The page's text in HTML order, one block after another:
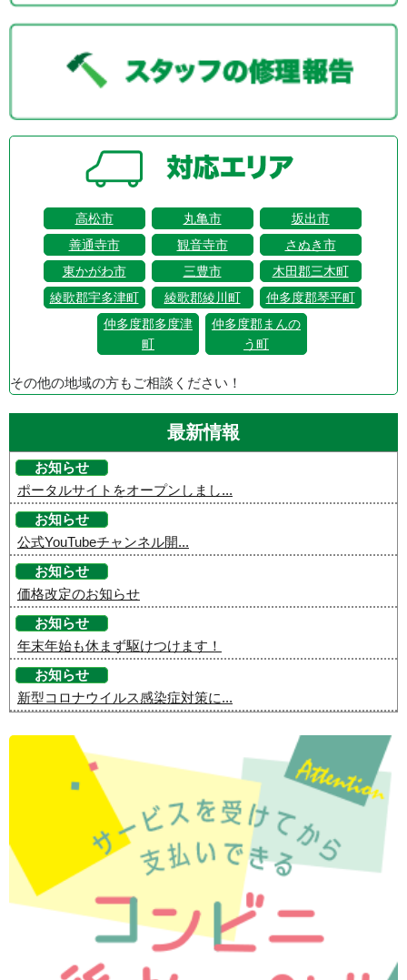
高松市 丸亀市
坂出市
善通寺市
観音寺市
さぬき市
東かがわ市
三豊市
木田郡三木町
綾歌郡宇多津町
綾歌郡綾川町
仲多度郡琴平町
仲多度郡多度津
町
仲多度郡まんの
う町
その他の地域の方もご相談ください！
最新情報
お知らせ
ポータルサイトをオープンしまし...
お知らせ
公式YouTubeチャンネル開...
お知らせ
価格改定のお知らせ
お知らせ
年末年始も休まず駆けつけます！
お知らせ
新型コロナウイルス感染症対策に...